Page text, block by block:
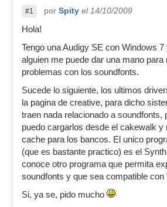
#1 por Spity el 14/10/2009
Hola!
Tengo una Audigy SE con Windows
alguien me puede dar una mano para
problemas con los soundfonts.
Sucede lo siguiente, los ultimos
la pagina de creative, para dicho
traen nada relacionado a soundfonts,
puedo cargarlos desde el cakewalk y
cache para los bancos. El unico
(que es bastante practico) es el
conoce otro programa que permita
soundfonts y que sea compatible con
Si, ya se, pido mucho